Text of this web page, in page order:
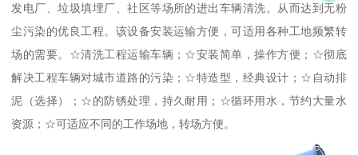
发电厂、垃圾填埋厂、社区等场所的进出车辆清洗。从而达到无粉
尘污染的优良工程。该设备安装运输方便，可适用各种工地频繁转
场的需要。☆清洗工程运输车辆；☆安装简单，操作方便；☆彻底
解决工程车辆对城市道路的污染；☆特造型，经典设计；☆自动排
泥（选择）；☆的防锈处理，持久耐用；☆循环用水，节约大量水
资源；☆可适应不同的工作场地，转场方便。